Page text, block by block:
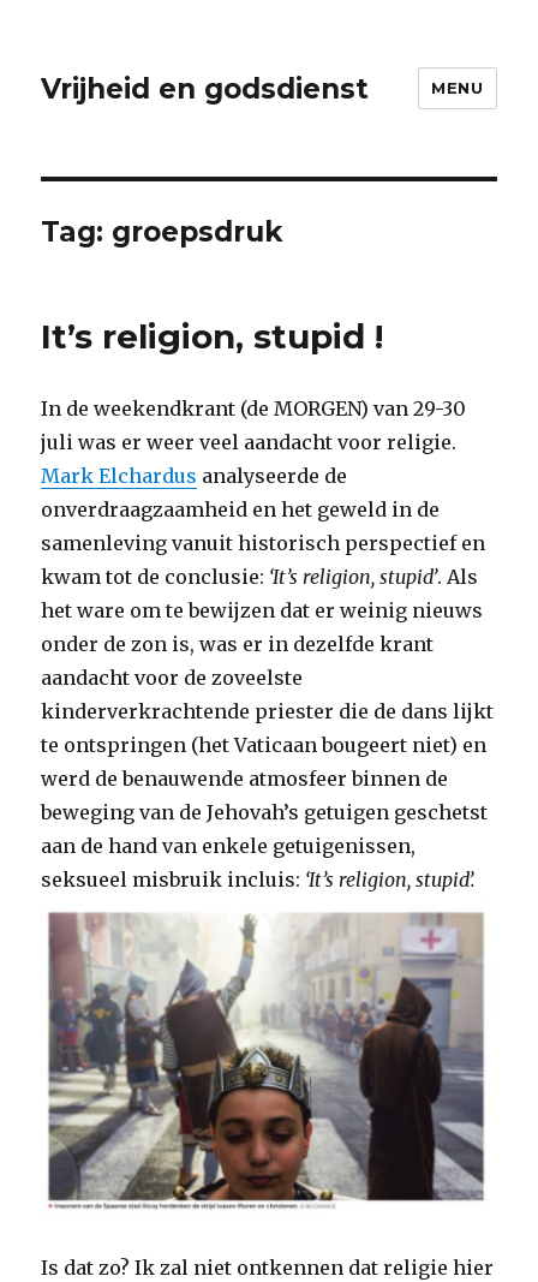
Vrijheid en godsdienst MENU
Tag: groepsdruk
It’s religion, stupid !
In de weekendkrant (de MORGEN) van 29-30
juli was er weer veel aandacht voor religie.
Mark Elchardus analyseerde de
onverdraagzaamheid en het geweld in de
samenleving vanuit historisch perspectief en
kwam tot de conclusie: ‘It’s religion, stupid’. Als
het ware om te bewijzen dat er weinig nieuws
onder de zon is, was er in dezelfde krant
aandacht voor de zoveelste
kinderverkrachtende priester die de dans lijkt
te ontspringen (het Vaticaan bougeert niet) en
werd de benauwende atmosfeer binnen de
beweging van de Jehovah’s getuigen geschetst
aan de hand van enkele getuigenissen,
seksueel misbruik incluis: ‘It’s religion, stupid’.
Is dat zo? Ik zal niet ontkennen dat religie hier